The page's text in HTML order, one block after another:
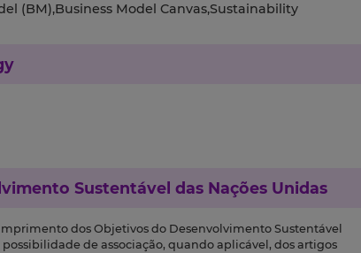
(BM),Business Model Canvas,Sustainability
Sustentável das Nações Unidas
dos Objetivos do Desenvolvimento Sustentável
de associação, quando aplicável, dos artigos